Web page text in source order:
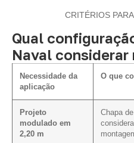
CRITÉRIOS
Qual
Naval considerar
Necessidade da
aplicação
O que
Projeto
modulado em
2,20 m
Chapa de